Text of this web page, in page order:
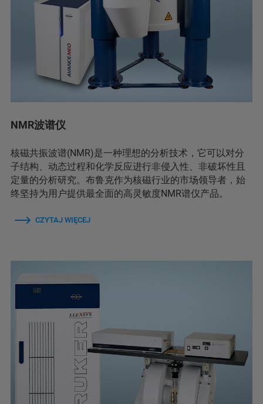
NMR波谱仪
核磁共振波谱(NMR)是一种理想的分析技术，它可以对分
子结构、动态过程和化学反应进行非侵入性、非破坏性且
定量的分析研究。布鲁克作为核磁行业的市场领导者，始
终坚持为用户提供最全面的高灵敏度NMR谱仪产品。
CZYTAJ WIĘCEJ